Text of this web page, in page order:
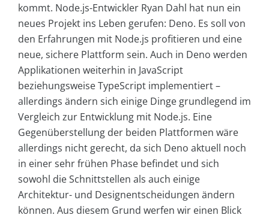
kommt. Node.js-Entwickler Ryan Dahl hat nun ein
neues Projekt ins Leben gerufen: Deno. Es soll von
den Erfahrungen mit Node.js profitieren und eine
neue, sichere Plattform sein. Auch in Deno werden
Applikationen weiterhin in JavaScript
beziehungsweise TypeScript implementiert –
allerdings ändern sich einige Dinge grundlegend im
Vergleich zur Entwicklung mit Node.js. Eine
Gegenüberstellung der beiden Plattformen wäre
allerdings nicht gerecht, da sich Deno aktuell noch
in einer sehr frühen Phase befindet und sich
sowohl die Schnittstellen als auch einige
Architektur- und Designentscheidungen ändern
können. Aus diesem Grund werfen wir einen Blick